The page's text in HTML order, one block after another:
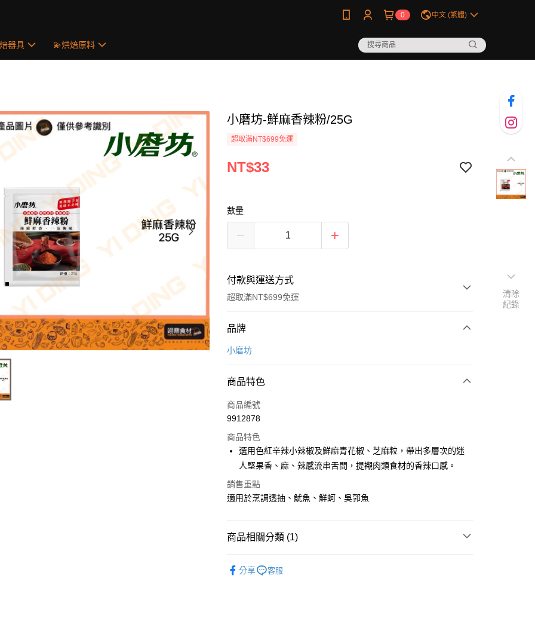
0 中文 (繁體)
器具 💫烘焙原料
小磨坊-鮮麻香辣粉/25G
超取滿NT$699免運
NT$33
數量
付款與運送方式
超取滿NT$699免運
付款方式
信用卡一次付款
運送方式
• 付款後全家取貨
每筆NT$60，滿NT$699(含以上)免運費
• 付款後7-11取貨
每筆NT$60，滿NT$699(含以上)免運費
品牌
小磨坊
商品特色
商品編號
9912878
商品特色
選用色紅辛辣小辣椒及鮮麻青花椒、芝麻粒，帶出多層次的迷
人堅果香、麻、辣感流串舌間，提襯肉類食材的香辣口感。
銷售重點
適用於烹調透抽、魷魚、鮮蚵、吳郭魚
商品相關分類 (1)
分享
客服
清除
紀錄